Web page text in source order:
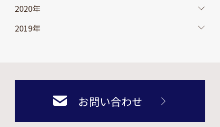
2020年
2019年
お問い合わせ